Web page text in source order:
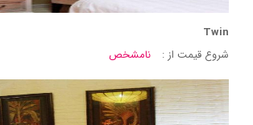
Twin
شروع قیمت از :
نامشخص